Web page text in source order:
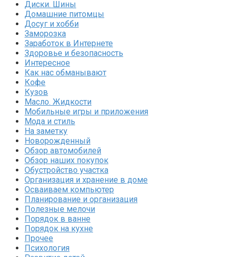
Диски. Шины
Домашние питомцы
Досуг и хобби
Заморозка
Заработок в Интернете
Здоровье и безопасность
Интересное
Как нас обманывают
Кофе
Кузов
Масло. Жидкости
Мобильные игры и приложения
Мода и стиль
На заметку
Новорожденный
Обзор автомобилей
Обзор наших покупок
Обустройство участка
Организация и хранение в доме
Осваиваем компьютер
Планирование и организация
Полезные мелочи
Порядок в ванне
Порядок на кухне
Прочее
Психология